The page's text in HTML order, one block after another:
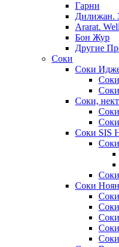
Гарни
Дилижан.
Ararat.
Бон Жур
Другие
Соки
Соки
Соки,
Соки SIS
Соки Ноян